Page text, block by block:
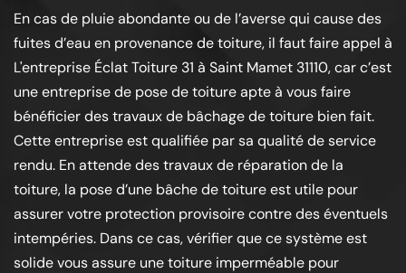
En cas de pluie abondante ou de l’averse qui cause des
fuites d’eau en provenance de toiture, il faut faire appel à
L'entreprise Éclat Toiture 31 à Saint Mamet 31110, car c’est
une entreprise de pose de toiture apte à vous faire
bénéficier des travaux de bâchage de toiture bien fait.
Cette entreprise est qualifiée par sa qualité de service
rendu. En attende des travaux de réparation de la
toiture, la pose d’une bâche de toiture est utile pour
assurer votre protection provisoire contre des éventuels
intempéries. Dans ce cas, vérifier que ce système est
solide vous assure une toiture imperméable pour